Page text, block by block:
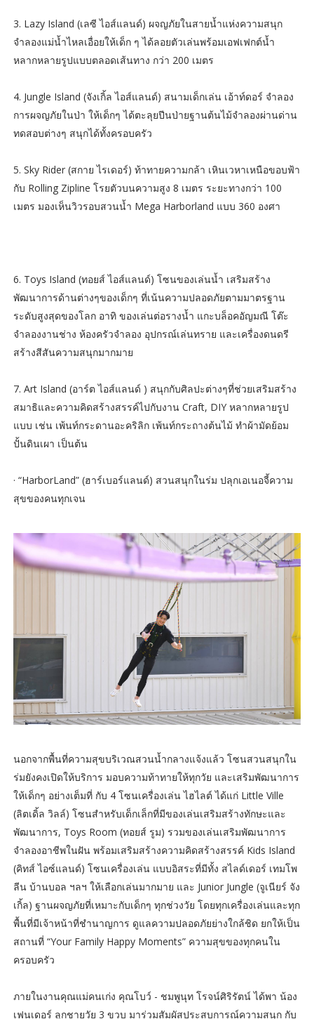
3. Lazy Island (เลซี ไอส์แลนด์) ผจญภัยในสายน้ำแห่งความสนุก
จำลองแม่น้ำไหลเอื่อยให้เด็ก ๆ ได้ลอยตัวเล่นพร้อมเอฟเฟกต์น้ำ
หลากหลายรูปแบบตลอดเส้นทาง กว่า 200 เมตร
4. Jungle Island (จังเกิ้ล ไอส์แลนด์) สนามเด็กเล่น เอ้าท์ดอร์ จำลอง
การผจญภัยในป่า ให้เด็กๆ ได้ตะลุยปีนป่ายฐานต้นไม้จำลองผ่านด่าน
ทดสอบต่างๆ สนุกได้ทั้งครอบครัว
5. Sky Rider (สกาย ไรเดอร์) ท้าทายความกล้า เหินเวหาเหนือขอบฟ้า
กับ Rolling Zipline โรยตัวบนความสูง 8 เมตร ระยะทางกว่า 100
เมตร มองเห็นวิวรอบสวนน้ำ Mega Harborland แบบ 360 องศา
6. Toys Island (ทอยส์ ไอส์แลนด์) โซนของเล่นน้ำ เสริมสร้าง
พัฒนาการด้านต่างๆของเด็กๆ ที่เน้นความปลอดภัยตามมาตรฐาน
ระดับสูงสุดของโลก อาทิ ของเล่นต่อรางน้ำ แกะบล็อคอัญมณี โต๊ะ
จำลองงานช่าง ห้องครัวจำลอง อุปกรณ์เล่นทราย และเครื่องดนดรี
สร้างสีสันความสนุกมากมาย
7. Art Island (อาร์ต ไอส์แลนด์ ) สนุกกับศิลปะต่างๆที่ช่วยเสริมสร้าง
สมาธิและความคิดสร้างสรรค์ไปกับงาน Craft, DIY หลากหลายรูป
แบบ เช่น เพ้นท์กระดานอะคริลิก เพ้นท์กระถางต้นไม้ ทำผ้ามัดย้อม
ปั้นดินเผา เป็นต้น
· “HarborLand” (ฮาร์เบอร์แลนด์) สวนสนุกในร่ม ปลุกเอเนอจี้ความ
สุขของคนทุกเจน
นอกจากพื้นที่ความสุขบริเวณสวนน้ำกลางแจ้งแล้ว โซนสวนสนุกใน
ร่มยังคงเปิดให้บริการ มอบความท้าทายให้ทุกวัย และเสริมพัฒนาการ
ให้เด็กๆ อย่างเต็มที่ กับ 4 โซนเครื่องเล่น ไฮไลต์ ได้แก่ Little Ville
(ลิตเดิ้ล วิลล์) โซนสำหรับเด็กเล็กที่มีของเล่นเสริมสร้างทักษะและ
พัฒนาการ, Toys Room (ทอยส์ รูม) รวมของเล่นเสริมพัฒนาการ
จำลองอาชีพในฝัน พร้อมเสริมสร้างความคิดสร้างสรรค์ Kids Island
(คิทส์ ไอซ์แลนด์) โซนเครื่องเล่น แบบอิสระที่มีทั้ง สไลด์เดอร์ เทมโพ
ลีน บ้านบอล ฯลฯ ให้เลือกเล่นมากมาย และ Junior Jungle (จูเนียร์ จัง
เกิ้ล) ฐานผจญภัยที่เหมาะกับเด็กๆ ทุกช่วงวัย โดยทุกเครื่องเล่นและทุก
พื้นที่มีเจ้าหน้าที่ชำนาญการ ดูแลความปลอดภัยย่างใกล้ชิด ยกให้เป็น
สถานที่ “Your Family Happy Moments” ความสุขของทุกคนใน
ครอบครัว
ภายในงานคุณแม่คนเก่ง คุณโบว์ - ชมพูนุท โรจน์ศิริรัตน์ ได้พา น้อง
เฟนเดอร์ ลูกชายวัย 3 ขวบ มาร่วมสัมผัสประสบการณ์ความสนุก กับ